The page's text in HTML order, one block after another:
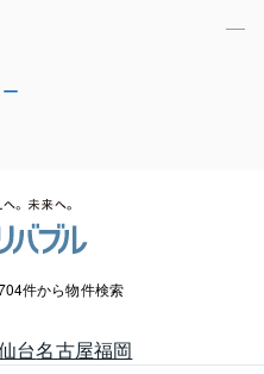
件から物件検索
台名古屋福岡